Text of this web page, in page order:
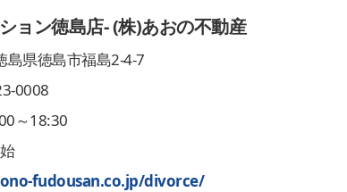
ョン徳島店- (株)あおの不動産
島県徳島市福島2-4-7
0008
～18:30
fudousan.co.jp/divorce/